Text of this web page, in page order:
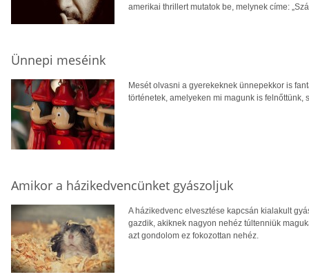
amerikai thrillert mutatok be, melynek címe:
Ünnepi meséink
Mesét olvasni a gyerekeknek ünnepekkor is
történetek, amelyeken mi magunk is felnőttünk,
Amikor a házikedvencünket gyászoljuk
A házikedvenc elvesztése kapcsán kialakult
gazdik, akiknek nagyon nehéz túltenniük
azt gondolom ez fokozottan nehéz.